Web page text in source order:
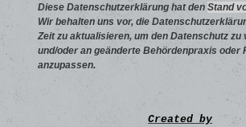
Diese Datenschutzerklärung hat den Stand
Wir behalten uns vor, die
Zeit zu aktualisieren, um den Datenschutz zu
und/oder an geänderte Behördenpraxis oder
anzupassen.
Created by